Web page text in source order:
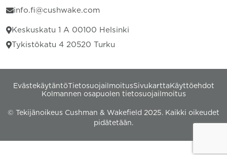
info.fi@cushwake.com
Keskuskatu 1 A 00100 Helsinki
Tykistökatu 4 20520 Turku
EvästekäytäntöTietosuojailmoitusSivukartta Käyttöehdot
Kolmannen osapuolen tietosuojailmoitus
© Tekijänoikeus Cushman & Wakefield 2025. Kaikki oikeudet
pidätetään.